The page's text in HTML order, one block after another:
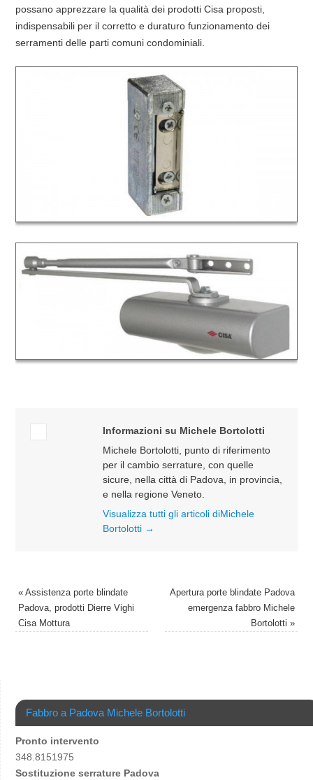
possano apprezzare la qualità dei prodotti Cisa proposti,
indispensabili per il corretto e duraturo funzionamento dei
serramenti delle parti comuni condominiali.
Informazioni su Michele Bortolotti
Michele Bortolotti, punto di riferimento
per il cambio serrature, con quelle
sicure, nella città di Padova, in provincia,
e nella regione Veneto.
Visualizza tutti gli articoli diMichele
Bortolotti →
«Assistenza porte blindate
Padova, prodotti Dierre Vighi
Cisa Mottura
Apertura porte blindate Padova
emergenza fabbro Michele
Bortolotti»
Fabbro a Padova Michele Bortolotti
Pronto intervento
348.8151975
Sostituzione serrature Padova